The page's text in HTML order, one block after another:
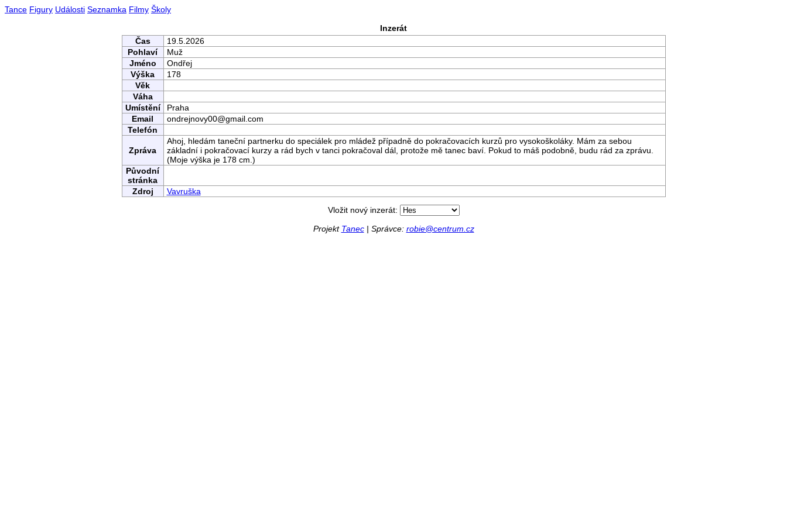
Tance Figury Události Seznamka Filmy Školy
Inzerát
Čas
19.5.2026
Pohlaví
Muž
Jméno
Ondřej
Výška
178
Věk
Váha
Umístění
Praha
Email
ondrejnovy00@gmail.com
Telefón
Zpráva
Ahoj, hledám taneční partnerku do speciálek pro mládež případně do pokračovacích kurzů pro vysokoškoláky. Mám za sebou
základní i pokračovací kurzy a rád bych v tanci pokračoval dál, protože mě tanec baví. Pokud to máš podobně, budu rád za zprávu.
(Moje výška je 178 cm.)
Původní
stránka
Zdroj
Vavruška
Vložit nový inzerát:
Projekt Tanec| Správce: robie@centrum.cz